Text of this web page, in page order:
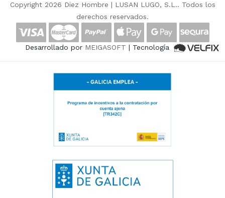
Copyright 2026 Diez Hombre | LUSAN LUGO, S.L.. Todos los
derechos reservados.
Desarrollado por MEIGASOFT | Tecnología